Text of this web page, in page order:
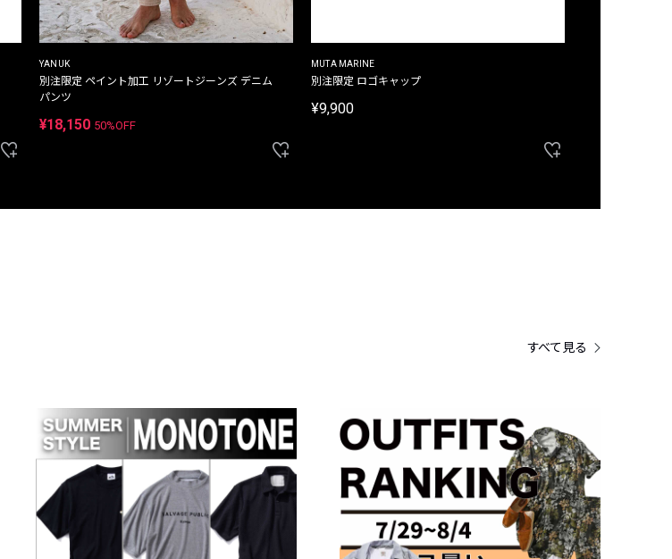
YANUK
別注限定 ペイント加工 リゾートジーンズ デニム
パンツ
¥18,150 50%OFF
MUTA MARINE
別注限定 ロゴキャップ
¥9,900
すべて見る